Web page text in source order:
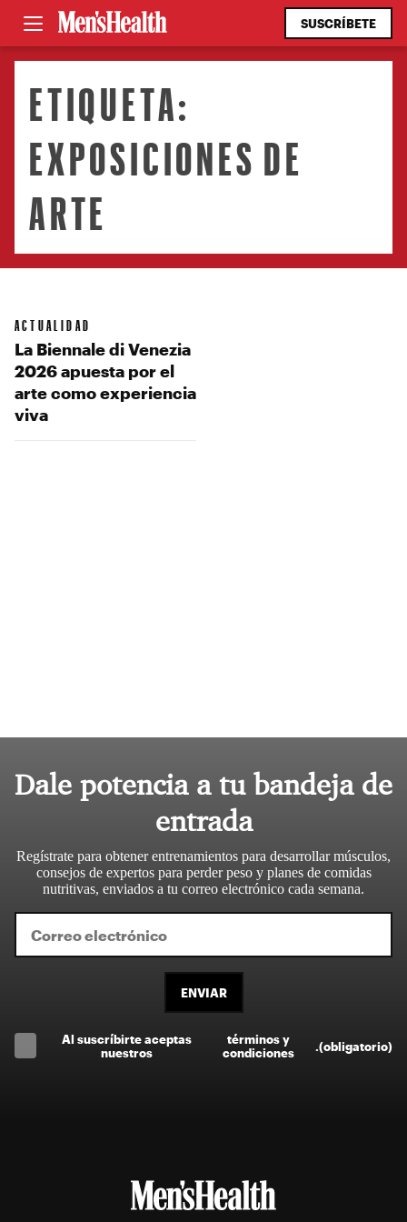
SUSCRÍBETE
ETIQUETA:
EXPOSICIONES DE
ARTE
ACTUALIDAD
La Biennale di Venezia
2026 apuesta por el
arte como experiencia
viva
Dale potencia a tu bandeja de
entrada
Regístrate para obtener entrenamientos para desarrollar músculos,
consejos de expertos para perder peso y planes de comidas
nutritivas, enviados a tu correo electrónico cada semana.
ENVIAR
Al suscríbirte aceptas
nuestros
términos y
condiciones
(obligatorio)